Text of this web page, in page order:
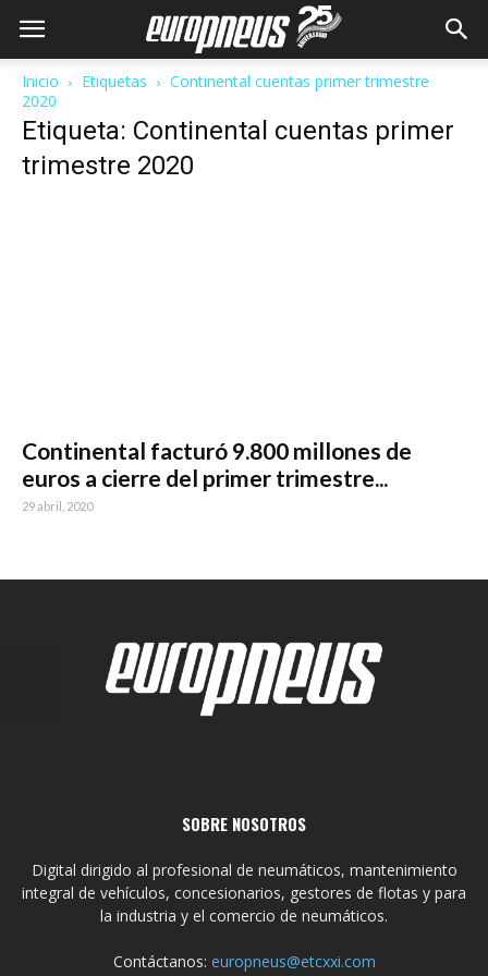
Inicio Etiquetas
Continental cuentas primer trimestre
2020
Etiqueta: Continental cuentas primer
trimestre 2020
Continental facturó 9.800 millones de
euros a cierre del primer trimestre...
29 abril, 2020
SOBRE NOSOTROS
Digital dirigido al profesional de neumáticos, mantenimiento
integral de vehículos, concesionarios, gestores de flotas y para
la industria y el comercio de neumáticos.
Contáctanos: europneus@etcxxi.com